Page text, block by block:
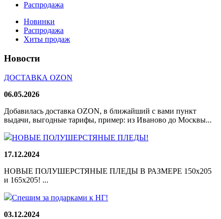
Распродажа
Новинки
Распродажа
Хиты продаж
Новости
ДОСТАВКА OZON
06.05.2026
Добавилась доставка OZON, в ближайший с вами пункт
выдачи, выгодные тарифы, пример: из Иваново до Москвы...
НОВЫЕ ПОЛУШЕРСТЯНЫЕ ПЛЕДЫ!
17.12.2024
НОВЫЕ ПОЛУШЕРСТЯНЫЕ ПЛЕДЫ В РАЗМЕРЕ 150х205
и 165х205! ...
Спешим за подарками к НГ!
03.12.2024